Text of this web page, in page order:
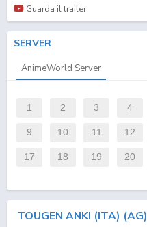
Guarda il trailer
SERVER
AnimeWorld Server
1 2 3 4
9 10 11 12
17 18 19 20
TOUGEN ANKI (ITA) (AG)